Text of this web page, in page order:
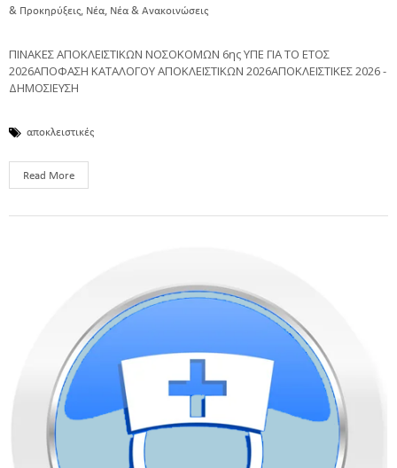
& Προκηρύξεις Νέα Νέα & Ανακοινώσεις
ΠΙΝΑΚΕΣ ΑΠΟΚΛΕΙΣΤΙΚΩΝ ΝΟΣΟΚΟΜΩΝ 6ης ΥΠΕ ΓΙΑ ΤΟ ΕΤΟΣ
2026ΑΠΟΦΑΣΗ ΚΑΤΑΛΟΓΟΥ ΑΠΟΚΛΕΙΣΤΙΚΩΝ 2026ΑΠΟΚΛΕΙΣΤΙΚΕΣ 2026 -
ΔΗΜΟΣΙΕΥΣΗ
αποκλειστικές
Read More